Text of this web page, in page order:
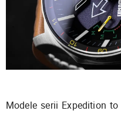
Modele serii Expedition